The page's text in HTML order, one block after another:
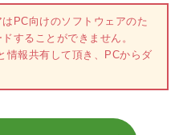
PC向けのソフトウェアのた
することができません。
情報共有して頂き、PCからダ